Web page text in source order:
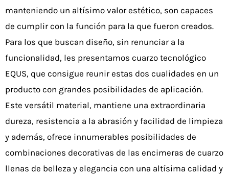
manteniendo un altísimo valor estético, son capaces
de cumplir con la función para la que fueron creados.
Para los que buscan diseño, sin renunciar a la
funcionalidad, les presentamos cuarzo tecnológico
EQUS, que consigue reunir estas dos cualidades en un
producto con grandes posibilidades de aplicación.
Este versátil material, mantiene una extraordinaria
dureza, resistencia a la abrasión y facilidad de limpieza
y además, ofrece innumerables posibilidades de
combinaciones decorativas de las encimeras de cuarzo
llenas de belleza y elegancia con una altísima calidad y